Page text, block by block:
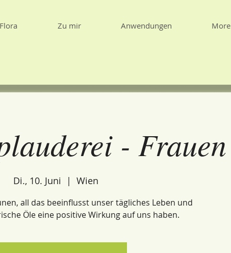
Zu mir Anwendungen More
- Frauen
Di., 10. Juni
  |
Wien
all das beeinflusst unser tägliches Leben und
Öle eine positive Wirkung auf uns haben.